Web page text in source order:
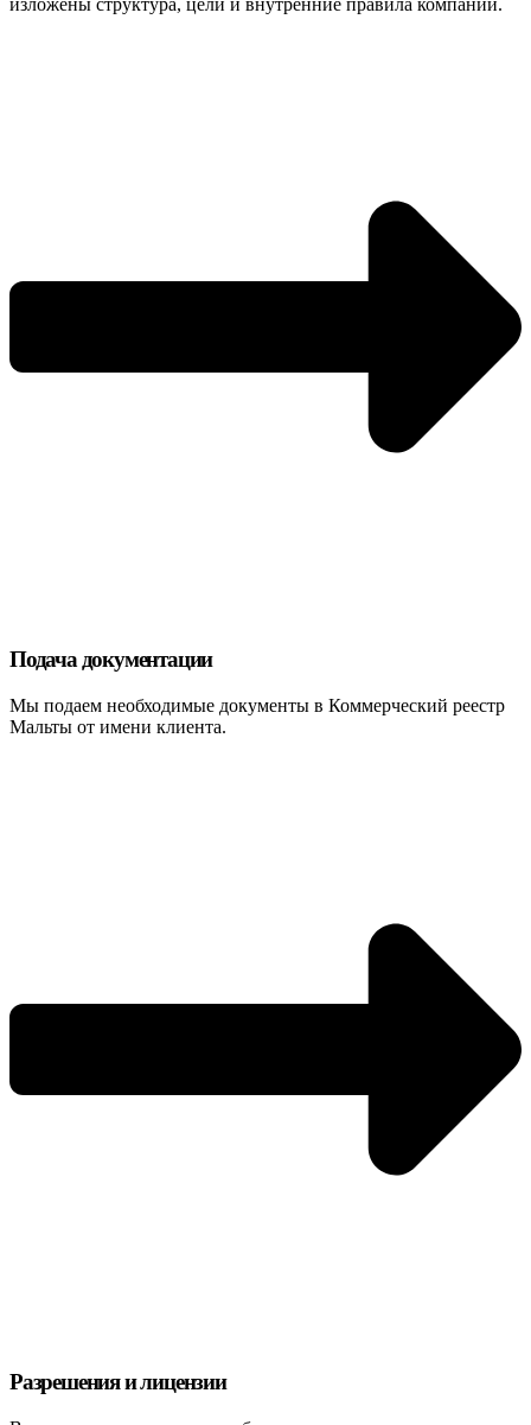
Подача документации
Мы подаем необходимые документы в Коммерческий реестр
Мальты от имени клиента.
Разрешения и лицензии